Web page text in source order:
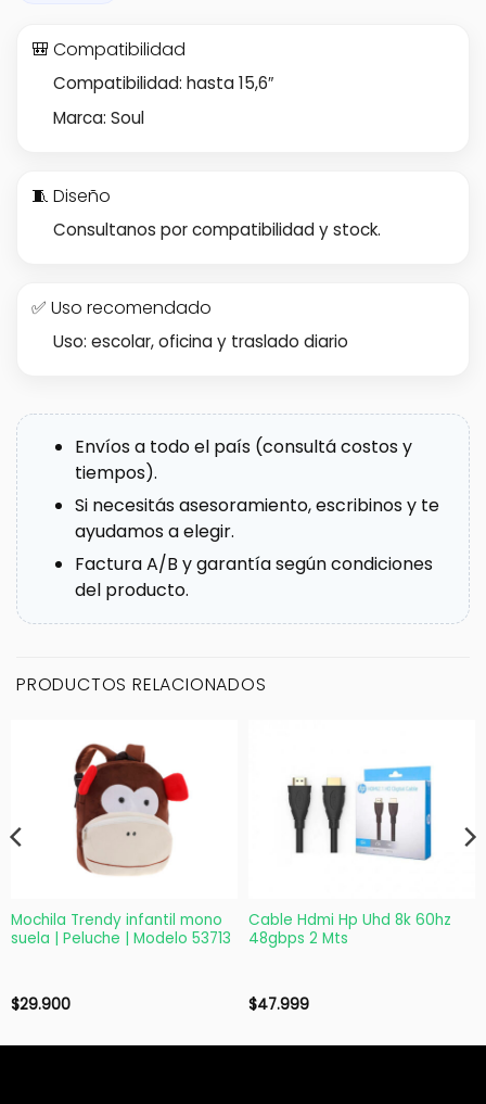
🎒 Compatibilidad
Compatibilidad: hasta 15,6″
Marca: Soul
🧵 Diseño
Consultanos por compatibilidad y stock.
✅ Uso recomendado
Uso: escolar, oficina y traslado diario
Envíos a todo el país (consultá costos y
tiempos).
Si necesitás asesoramiento, escribinos y te
ayudamos a elegir.
Factura A/B y garantía según condiciones
del producto.
PRODUCTOS RELACIONADOS
Mochila Trendy infantil mono
suela | Peluche | Modelo 53713
$29.900
Cable Hdmi Hp Uhd 8k 60hz
48gbps 2 Mts
$47.999